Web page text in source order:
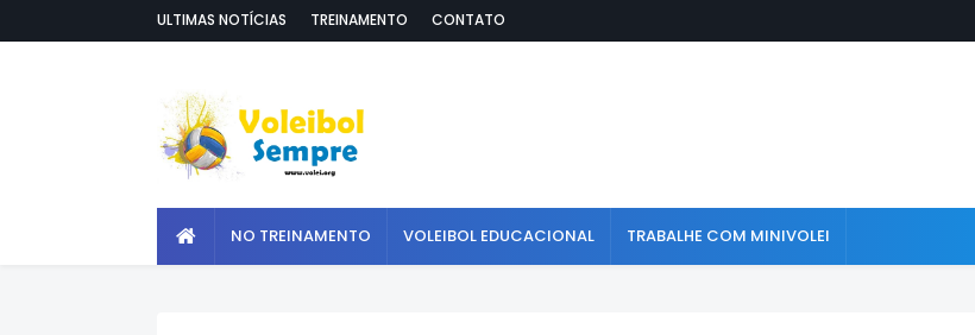
ULTIMAS NOTÍCIAS TREINAMENTO CONTATO
NO TREINAMENTO VOLEIBOL EDUCACIONAL TRABALHE COM MINIVOLEI